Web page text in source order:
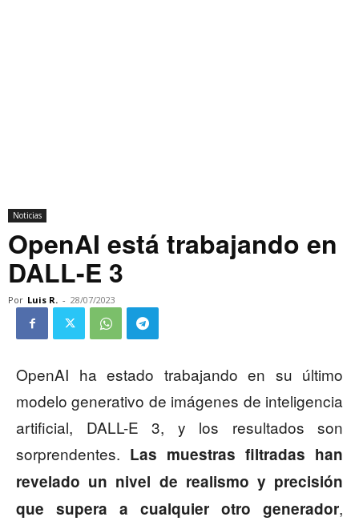
Noticias
OpenAI está trabajando en
DALL-E 3
Por Luis R. - 28/07/2023
OpenAI ha estado trabajando en su último
modelo generativo de imágenes de inteligencia
artificial, DALL-E 3, y los resultados son
sorprendentes. Las muestras filtradas han
revelado un nivel de realismo y precisión
que supera a cualquier otro generador,